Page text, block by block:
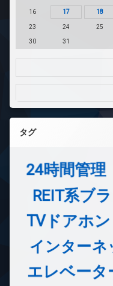
16 17 18
23 24 25
30 31
タグ
24時間管理
REIT系ブ
TVドアホン
インターネ
エレベータ